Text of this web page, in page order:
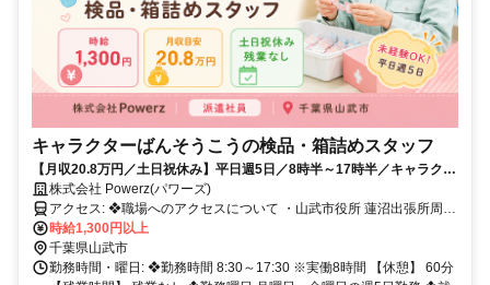
キャラクターばんそうこうの検品・箱詰めスタッフ
【月収20.8万円／土日祝休み】平日週5日／8時半～17時半／キャラクタ
ーばんそうこうの検品・箱詰め
株式会社 Powerz(パワーズ)
アクセス: ❖職場へのアクセスについて ・山武市役所 蓮沼出張所周辺
から約5キロ（車で約7分） ・山武市役所周辺から約8.1キロ（車で約
10分） ・横芝光町役場周辺から約10キロ（車で約15分） ・九十九里
町役場周辺から約12キロ（車で約15分） ➽周辺小中学校の情報（お
時給1,300円以上
千葉県山武市
勤務時間・曜日: ❖勤務時間 8:30～17:30 ※実働8時間 【休憩】 60分